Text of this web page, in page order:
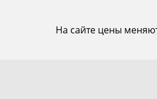
На сайте цены